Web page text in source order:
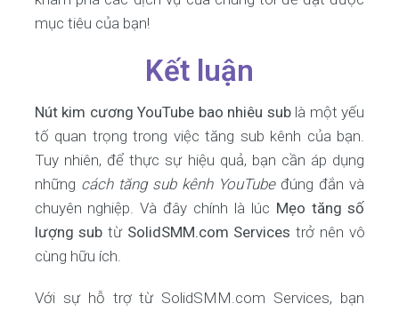
mục tiêu của bạn!
Kết luận
Nút kim cương YouTube bao nhiêu sublà một yếu
tố quan trọng trong việc tăng sub kênh của bạn.
Tuy nhiên, để thực sự hiệu quả, bạn cần áp dụng
những cách tăng sub kênh YouTubeđúng đắn và
chuyên nghiệp. Và đây chính là lúc Mẹo tăng số
lượng sub từ SolidSMM.com Services trở nên vô
cùng hữu ích.
Với sự hỗ trợ từ SolidSMM.com Services, bạn